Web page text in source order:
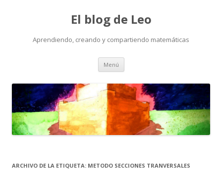
El blog de Leo
Aprendiendo, creando y compartiendo matemáticas
Menú Saltar
contenido
ARCHIVO DE LA ETIQUETA: METODO SECCIONES TRANVERSALES